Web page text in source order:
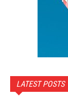
LATEST POSTS